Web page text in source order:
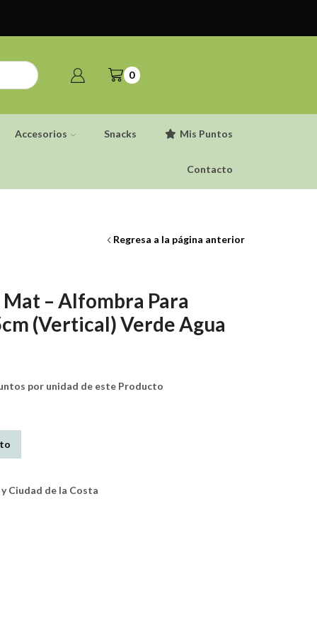
0
Accesorios Snacks Mis Puntos
Contacto
Regresa a la página anterior
– Alfombra Para
(Vertical) Verde Agua
por unidad de este Producto
Ciudad de la Costa